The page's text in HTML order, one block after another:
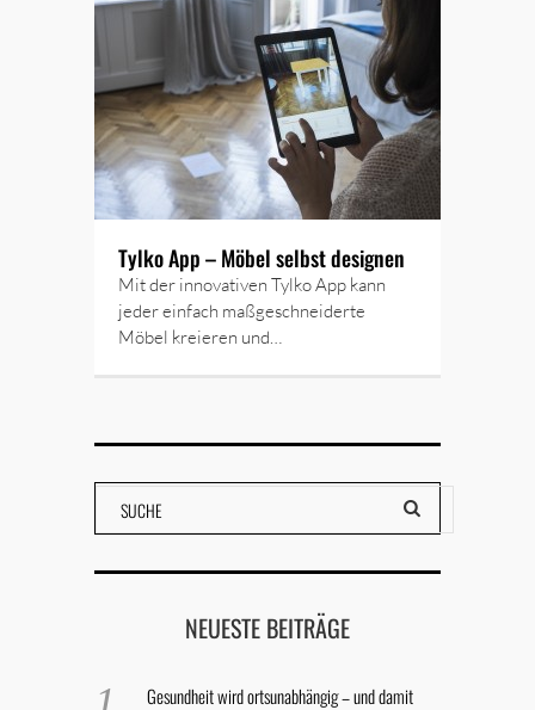
Tylko App – Möbel selbst designen
Mit der innovativen Tylko App kann
jeder einfach maßgeschnei­derte
Möbel kreieren und…
NEUESTE BEITRÄGE
Gesundheit wird ortsunabhängig – und damit